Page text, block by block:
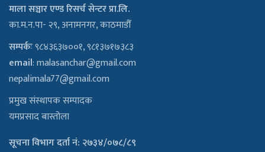
माला सञ्चार एण्ड रिसर्च सेन्टर प्रा.लि.
का.म.न.पा- २९, अनामनगर, काठमाडौँ
सम्पर्कः९८४३६३७००१, ९८१३७१७३८३
email:malasanchar@gmail.com
nepalimala77@gmail.com
प्रमुख संस्थापक सम्पादक
यमप्रसाद बास्तोला
सूचना विभाग दर्ता नं: २७३४/०७८/८९